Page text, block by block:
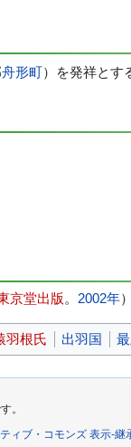
舟形町）を発祥とす
京堂出版。 2002年）
羽根氏 出羽国
。
ィブ・コモンズ 表示-継